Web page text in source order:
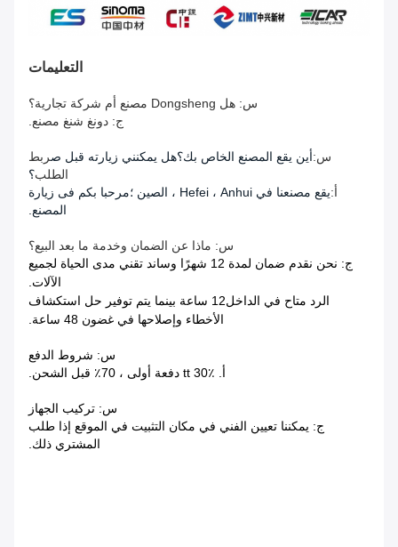
التعليمات
س: هل Dongsheng مصنع أم شركة تجارية؟
ج: دونغ شنغ مصنع.
س:أين يقع المصنع الخاص بك؟هل يمكنني زيارته قبل صربط
الطلب؟
أ:
يقع مصنعنا في Hefei ، Anhui ، الصين ؛مرحبا بكم فى زيارة
المصنع.
س: ماذا عن الضمان وخدمة ما بعد البيع؟
ج: نحن نقدم ضمان لمدة 12 شهرًا وساند تقني مدى الحياة لجميع
الآلات.
الرد متاح في الداخل
12 ساعة بينما يتم توفير حل استكشاف
الأخطاء وإصلاحها في غضون 48 ساعة.
س: شروط الدفع
أ. tt 30٪ دفعة أولى ، 70٪ قبل الشحن.
س: تركيب الجهاز
ج: يمكننا تعيين الفني في مكان التثبيت في الموقع إذا طلب
المشتري ذلك.